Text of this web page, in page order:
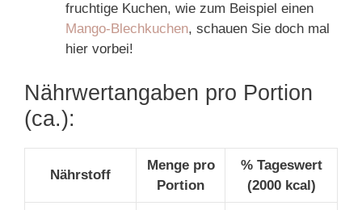
fruchtige Kuchen, wie zum Beispiel einen
Mango-Blechkuchen, schauen Sie doch mal
hier vorbei!
Nährwertangaben pro Portion
(ca.):
Nährstoff
Menge pro
Portion
% Tageswert
(2000 kcal)